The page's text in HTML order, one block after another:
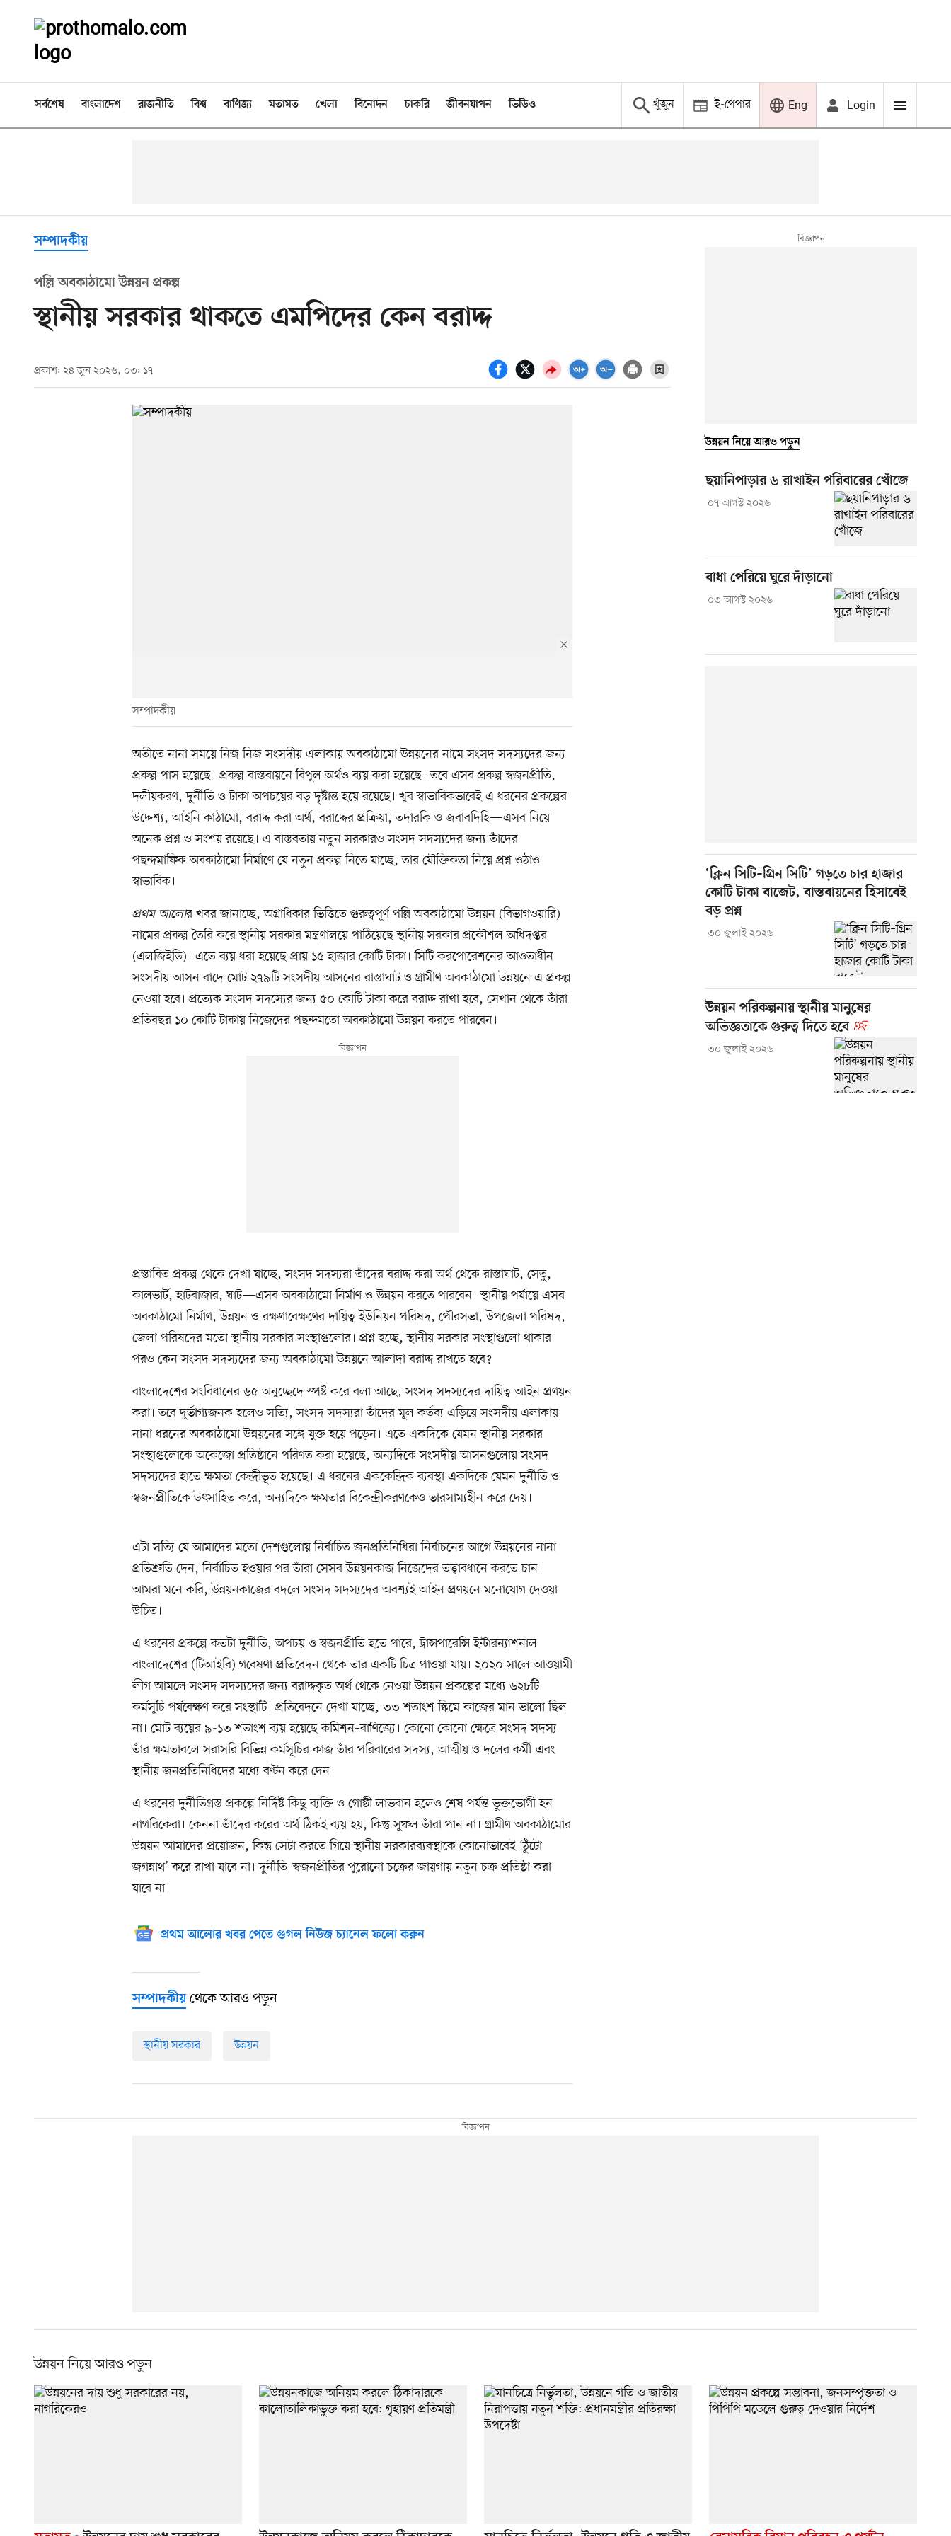
সর্বশেষ বাংলাদেশ রাজনীতি বিশ্ব বাণিজ্য মতামত খেলা বিনোদন চাকরি জীবনযাপন ভিডিও খুঁজুন ই-পেপার Eng Login
সম্পাদকীয়
পল্লি অবকাঠামো উন্নয়ন প্রকল্প
স্থানীয় সরকার থাকতে এমপিদের কেন বরাদ্দ
প্রকাশ: ২৪ জুন ২০২৬, ০৩: ১৭
সম্পাদকীয়
অতীতে নানা সময়ে নিজ নিজ সংসদীয় এলাকায় অবকাঠামো উন্নয়নের নামে সংসদ সদস্যদের জন্য
প্রকল্প পাস হয়েছে। প্রকল্প বাস্তবায়নে বিপুল অর্থও ব্যয় করা হয়েছে। তবে এসব প্রকল্প স্বজনপ্রীতি,
দলীয়করণ, দুর্নীতি ও টাকা অপচয়ের বড় দৃষ্টান্ত হয়ে রয়েছে। খুব স্বাভাবিকভাবেই এ ধরনের প্রকল্পের
উদ্দেশ্য, আইনি কাঠামো, বরাদ্দ করা অর্থ, বরাদ্দের প্রক্রিয়া, তদারকি ও জবাবদিহি—এসব নিয়ে
অনেক প্রশ্ন ও সংশয় রয়েছে। এ বাস্তবতায় নতুন সরকারও সংসদ সদস্যদের জন্য তাঁদের
পছন্দমাফিক অবকাঠামো নির্মাণে যে নতুন প্রকল্প নিতে যাচ্ছে, তার যৌক্তিকতা নিয়ে প্রশ্ন ওঠাও
স্বাভাবিক।
প্রথম আলোর খবর জানাচ্ছে, অগ্রাধিকার ভিত্তিতে গুরুত্বপূর্ণ পল্লি অবকাঠামো উন্নয়ন (বিভাগওয়ারি)
নামের প্রকল্প তৈরি করে স্থানীয় সরকার মন্ত্রণালয়ে পাঠিয়েছে স্থানীয় সরকার প্রকৌশল অধিদপ্তর
(এলজিইডি)। এতে ব্যয় ধরা হয়েছে প্রায় ১৫ হাজার কোটি টাকা। সিটি করপোরেশনের আওতাধীন
সংসদীয় আসন বাদে মোট ২৭৯টি সংসদীয় আসনের রাস্তাঘাট ও গ্রামীণ অবকাঠামো উন্নয়নে এ প্রকল্প
নেওয়া হবে। প্রত্যেক সংসদ সদস্যের জন্য ৫০ কোটি টাকা করে বরাদ্দ রাখা হবে, সেখান থেকে তাঁরা
প্রতিবছর ১০ কোটি টাকায় নিজেদের পছন্দমতো অবকাঠামো উন্নয়ন করতে পারবেন।
প্রস্তাবিত প্রকল্প থেকে দেখা যাচ্ছে, সংসদ সদস্যরা তাঁদের বরাদ্দ করা অর্থ থেকে রাস্তাঘাট, সেতু,
কালভার্ট, হাটবাজার, ঘাট—এসব অবকাঠামো নির্মাণ ও উন্নয়ন করতে পারবেন। স্থানীয় পর্যায়ে এসব
অবকাঠামো নির্মাণ, উন্নয়ন ও রক্ষণাবেক্ষণের দায়িত্ব ইউনিয়ন পরিষদ, পৌরসভা, উপজেলা পরিষদ,
জেলা পরিষদের মতো স্থানীয় সরকার সংস্থাগুলোর। প্রশ্ন হচ্ছে, স্থানীয় সরকার সংস্থাগুলো থাকার
পরও কেন সংসদ সদস্যদের জন্য অবকাঠামো উন্নয়নে আলাদা বরাদ্দ রাখতে হবে?
বাংলাদেশের সংবিধানের ৬৫ অনুচ্ছেদে স্পষ্ট করে বলা আছে, সংসদ সদস্যদের দায়িত্ব আইন প্রণয়ন
করা। তবে দুর্ভাগ্যজনক হলেও সত্যি, সংসদ সদস্যরা তাঁদের মূল কর্তব্য এড়িয়ে সংসদীয় এলাকায়
নানা ধরনের অবকাঠামো উন্নয়নের সঙ্গে যুক্ত হয়ে পড়েন। এতে একদিকে যেমন স্থানীয় সরকার
সংস্থাগুলোকে অকেজো প্রতিষ্ঠানে পরিণত করা হয়েছে, অন্যদিকে সংসদীয় আসনগুলোয় সংসদ
সদস্যদের হাতে ক্ষমতা কেন্দ্রীভূত হয়েছে। এ ধরনের এককেন্দ্রিক ব্যবস্থা একদিকে যেমন দুর্নীতি ও
স্বজনপ্রীতিকে উৎসাহিত করে, অন্যদিকে ক্ষমতার বিকেন্দ্রীকরণকেও ভারসাম্যহীন করে দেয়।
এটা সত্যি যে আমাদের মতো দেশগুলোয় নির্বাচিত জনপ্রতিনিধিরা নির্বাচনের আগে উন্নয়নের নানা
প্রতিশ্রুতি দেন, নির্বাচিত হওয়ার পর তাঁরা সেসব উন্নয়নকাজ নিজেদের তত্ত্বাবধানে করতে চান।
আমরা মনে করি, উন্নয়নকাজের বদলে সংসদ সদস্যদের অবশ্যই আইন প্রণয়নে মনোযোগ দেওয়া
উচিত।
এ ধরনের প্রকল্পে কতটা দুর্নীতি, অপচয় ও স্বজনপ্রীতি হতে পারে, ট্রান্সপারেন্সি ইন্টারন্যাশনাল
বাংলাদেশের (টিআইবি) গবেষণা প্রতিবেদন থেকে তার একটি চিত্র পাওয়া যায়। ২০২০ সালে আওয়ামী
লীগ আমলে সংসদ সদস্যদের জন্য বরাদ্দকৃত অর্থ থেকে নেওয়া উন্নয়ন প্রকল্পের মধ্যে ৬২৮টি
কর্মসূচি পর্যবেক্ষণ করে সংস্থাটি। প্রতিবেদনে দেখা যাচ্ছে, ৩৩ শতাংশ স্কিমে কাজের মান ভালো ছিল
না। মোট ব্যয়ের ৯-১৩ শতাংশ ব্যয় হয়েছে কমিশন–বাণিজ্যে। কোনো কোনো ক্ষেত্রে সংসদ সদস্য
তাঁর ক্ষমতাবলে সরাসরি বিভিন্ন কর্মসূচির কাজ তাঁর পরিবারের সদস্য, আত্মীয় ও দলের কর্মী এবং
স্থানীয় জনপ্রতিনিধিদের মধ্যে বণ্টন করে দেন।
এ ধরনের দুর্নীতিগ্রস্ত প্রকল্পে নির্দিষ্ট কিছু ব্যক্তি ও গোষ্ঠী লাভবান হলেও শেষ পর্যন্ত ভুক্তভোগী হন
নাগরিকেরা। কেননা তাঁদের করের অর্থ ঠিকই ব্যয় হয়, কিন্তু সুফল তাঁরা পান না। গ্রামীণ অবকাঠামোর
উন্নয়ন আমাদের প্রয়োজন, কিন্তু সেটা করতে গিয়ে স্থানীয় সরকারব্যবস্থাকে কোনোভাবেই ‘ঠুঁটো
জগন্নাথ’ করে রাখা যাবে না। দুর্নীতি–স্বজনপ্রীতির পুরোনো চক্রের জায়গায় নতুন চক্র প্রতিষ্ঠা করা
যাবে না।
প্রথম আলোর খবর পেতে গুগল নিউজ চ্যানেল ফলো করুন
সম্পাদকীয়থেকে আরও পড়ুন
স্থানীয় সরকার উন্নয়ন
উন্নয়ন নিয়ে আরও পড়ুন
ছয়ানিপাড়ার ৬ রাখাইন পরিবারের খোঁজে
০৭ আগস্ট ২০২৬
বাধা পেরিয়ে ঘুরে দাঁড়ানো
০৩ আগস্ট ২০২৬
‘ক্লিন সিটি–গ্রিন সিটি’ গড়তে চার হাজার
কোটি টাকা বাজেট, বাস্তবায়নের হিসাবেই
বড় প্রশ্ন
৩০ জুলাই ২০২৬
উন্নয়ন পরিকল্পনায় স্থানীয় মানুষের
অভিজ্ঞতাকে গুরুত্ব দিতে হবে
৩০ জুলাই ২০২৬
উন্নয়ন নিয়ে আরও পড়ুন